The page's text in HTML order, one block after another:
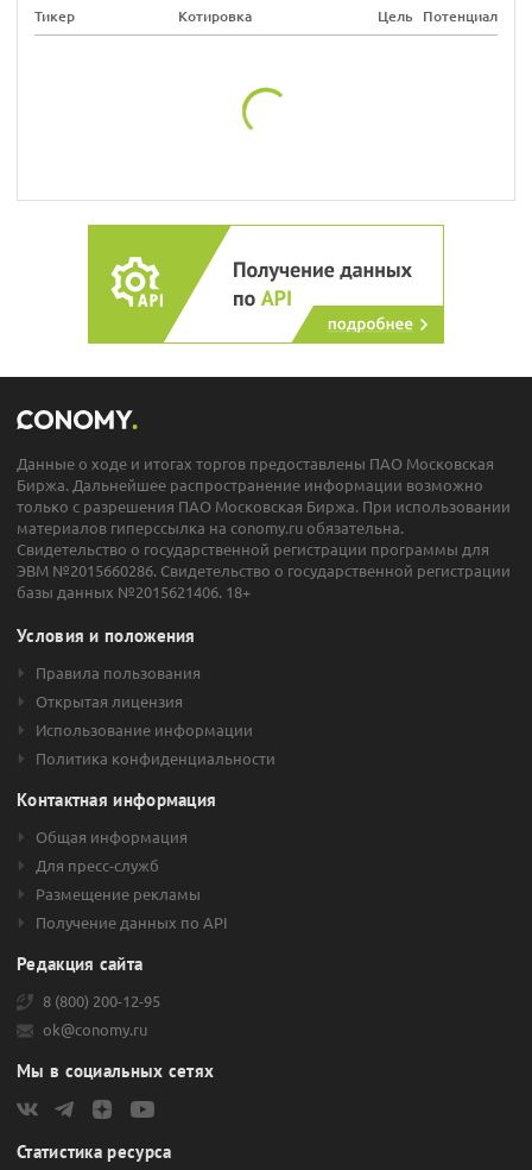
Тикер Котировка Цель Потенциал
Данные о ходе и итогах торгов предоставлены ПАО Московская
Биржа. Дальнейшее распространение информации возможно
только с разрешения ПАО Московская Биржа. При использовании
материалов гиперссылка на conomy.ru обязательна.
Свидетельство о государственной регистрации программы для
ЭВМ №2015660286. Свидетельство о государственной регистрации
базы данных №2015621406. 18+
Условия и положения
Правила пользования
Открытая лицензия
Использование информации
Политика конфиденциальности
Контактная информация
Общая информация
Для пресс-служб
Размещение рекламы
Получение данных по API
Редакция сайта
8 (800) 200-12-95
ok@conomy.ru
Мы в социальных сетях
Статистика ресурса